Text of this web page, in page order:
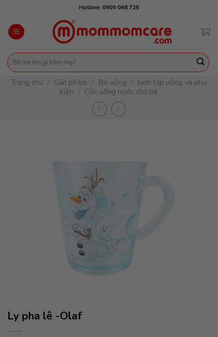
content
Hotline: 0909 048 725
Tìm
kiếm:
Trang chủ / Sản phẩm / Bé uống / bình tập uống và phụ
kiện / Cốc uống nước cho bé
Ly pha lê -Olaf